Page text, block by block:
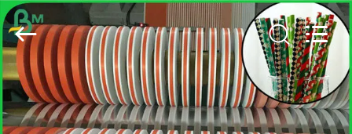
TRANG
CHỦ
GUANGZHOU
BMPAPER
CO.,
LTD..
All
Rights
Reserved.